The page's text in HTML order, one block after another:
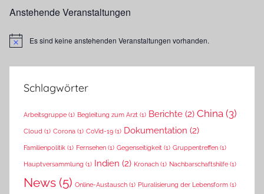
Anstehende Veranstaltungen
HinweisEs sind keine anstehenden Veranstaltungen vorhanden.
Schlagwörter
Arbeitsgruppe (1) Begleitung zum Arzt (1) Berichte (2) China (3)
Cloud (1) Corona (1) CoVid-19 (1) Dokumentation (2)
Familienpolitik (1) Fernsehen (1) Gegenseitigkeit (1) Gruppentreffen (1)
Hauptversammlung (1) Indien (2) Kronach (1) Nachbarschaftshilfe (1)
News (5) Online-Austausch (1) Pluralisierung der Lebensform (1)